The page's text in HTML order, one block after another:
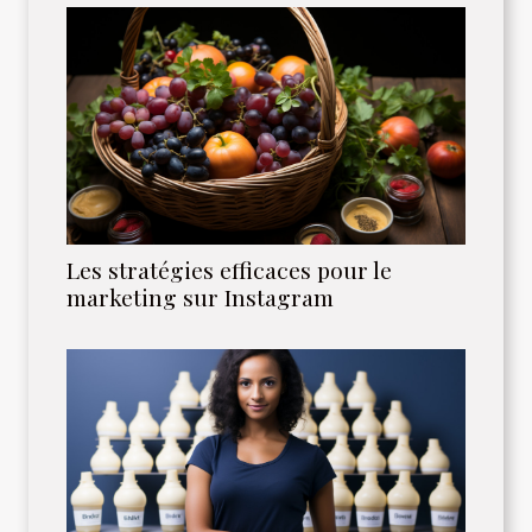
Les stratégies efficaces pour le
marketing sur Instagram